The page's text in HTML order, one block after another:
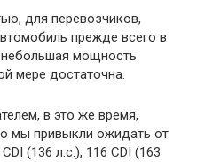
для перевозчиков,
прежде всего в
небольшая мощность
мере достаточна.
в это же время,
мы привыкли ожидать от
(136 л.с.), 116 CDI (163